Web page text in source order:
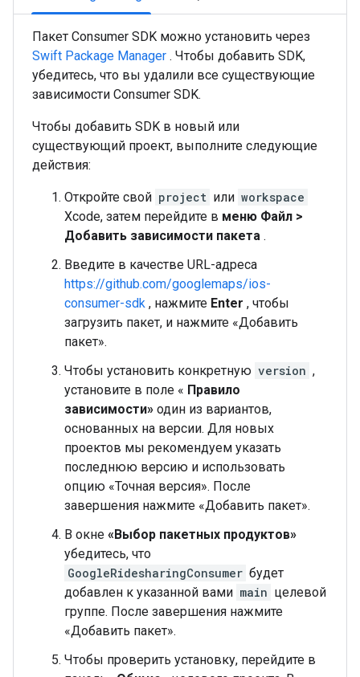
Пакет Consumer SDK можно установить через
Swift Package Manager . Чтобы добавить SDK,
убедитесь, что вы удалили все существующие
зависимости Consumer SDK.
Чтобы добавить SDK в новый или
существующий проект, выполните следующие
действия:
Откройте свой project или workspace
Xcode, затем перейдите в меню Файл >
Добавить зависимости пакета .
Введите в качестве URL-адреса
https://github.com/googlemaps/ios-
consumer-sdk , нажмите Enter , чтобы
загрузить пакет, и нажмите «Добавить
пакет».
Чтобы установить конкретную version ,
установите в поле « Правило
зависимости» один из вариантов,
основанных на версии. Для новых
проектов мы рекомендуем указать
последнюю версию и использовать
опцию «Точная версия». После
завершения нажмите «Добавить пакет».
В окне «Выбор пакетных продуктов»
убедитесь, что
GoogleRidesharingConsumer будет
добавлен к указанной вами main целевой
группе. После завершения нажмите
«Добавить пакет».
Чтобы проверить установку, перейдите в